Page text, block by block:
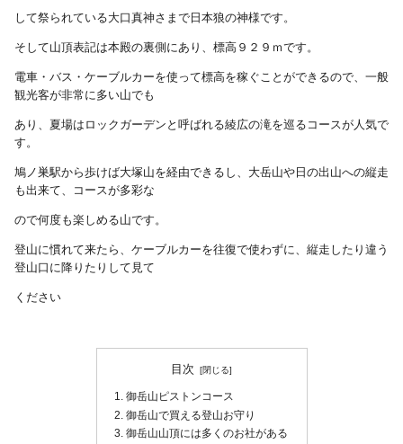
して祭られている大口真神さまで日本狼の神様です。
そして山頂表記は本殿の裏側にあり、標高９２９ｍです。
電車・バス・ケーブルカーを使って標高を稼ぐことができるので、一般
観光客が非常に多い山でも
あり、夏場はロックガーデンと呼ばれる綾広の滝を巡るコースが人気で
す。
鳩ノ巣駅から歩けば大塚山を経由できるし、大岳山や日の出山への縦走
も出来て、コースが多彩な
ので何度も楽しめる山です。
登山に慣れて来たら、ケーブルカーを往復で使わずに、縦走したり違う
登山口に降りたりして見て
ください
目次
御岳山ピストンコース
御岳山で買える登山お守り
御岳山山頂には多くのお社がある